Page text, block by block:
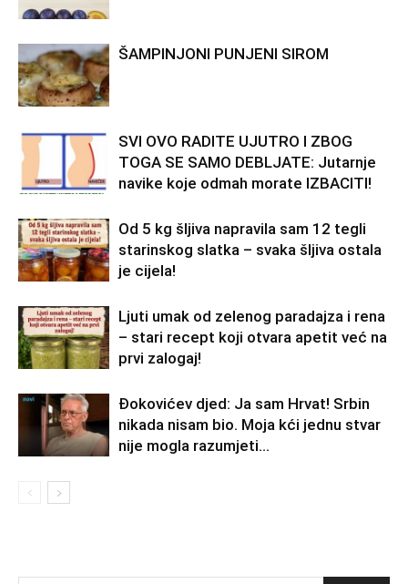
ŠAMPINJONI PUNJENI SIROM
SVI OVO RADITE UJUTRO I ZBOG
TOGA SE SAMO DEBLJATE: Jutarnje
navike koje odmah morate IZBACITI!
Od 5 kg šljiva napravila sam 12 tegli
starinskog slatka – svaka šljiva ostala
je cijela!
Ljuti umak od zelenog paradajza i rena
– stari recept koji otvara apetit već na
prvi zalogaj!
Đokovićev djed: Ja sam Hrvat! Srbin
nikada nisam bio. Moja kći jednu stvar
nije mogla razumjeti…